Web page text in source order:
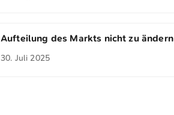
Aufteilung des Markts nicht zu ändern
30. Juli 2025